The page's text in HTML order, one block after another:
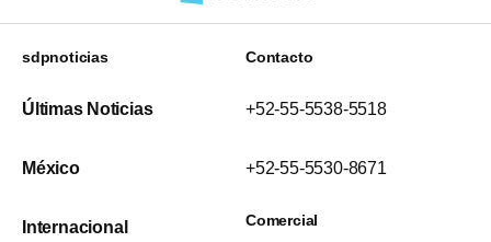
sdpnoticias
Últimas Noticias
México
Internacional
Contacto
+52-55-5538-5518
+52-55-5530-8671
Comercial